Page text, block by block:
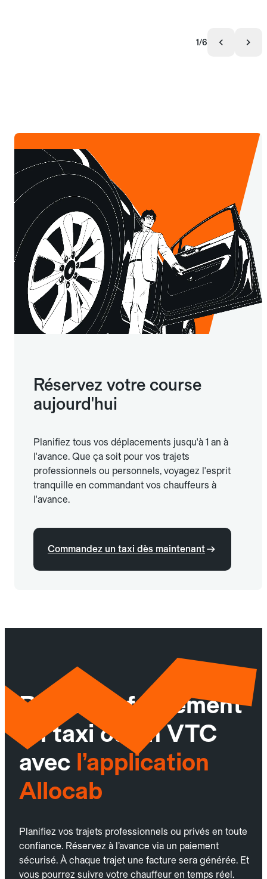
1/6
Réservez votre course
aujourd'hui
Planifiez tous vos déplacements jusqu'à 1 an à
l'avance. Que ça soit pour vos trajets
professionnels ou personnels, voyagez l'esprit
tranquille en commandant vos chauffeurs à
l'avance.
Commandez un taxi dès maintenant
Réservez facilement
un taxi ou un VTC
avec l’application
Allocab
Planifiez vos trajets professionnels ou privés en toute
confiance. Réservez à l’avance via un paiement
sécurisé. À chaque trajet une facture sera générée. Et
vous pourrez suivre votre chauffeur en temps réel.